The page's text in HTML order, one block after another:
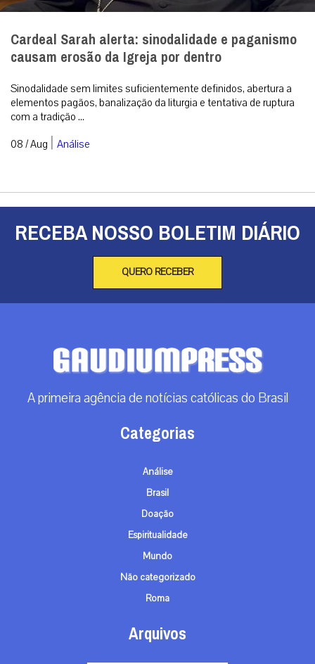
Cardeal Sarah alerta: sinodalidade e paganismo
causam erosão da Igreja por dentro
Sinodalidade sem limites suficientemente definidos, abertura a
elementos pagãos, banalização da liturgia e tentativa de ruptura
com a tradição ...
08 / Aug | Análise
RECEBA NOSSO BOLETIM DIÁRIO
QUERO RECEBER
A primeira agência de notícias católicas do Brasil
Categorias
Análise
Brasil
Doação
Espiritualidade
Mundo
Não categorizado
Roma
Arquivos